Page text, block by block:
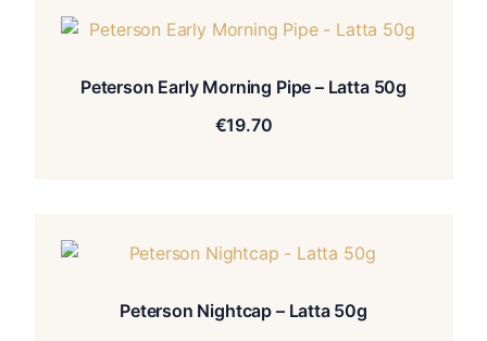
Peterson Early Morning Pipe – Latta 50g
€19.70
Peterson Nightcap – Latta 50g